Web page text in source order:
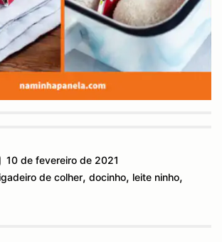
10 de fevereiro de 2021
de colher, docinho, leite ninho,